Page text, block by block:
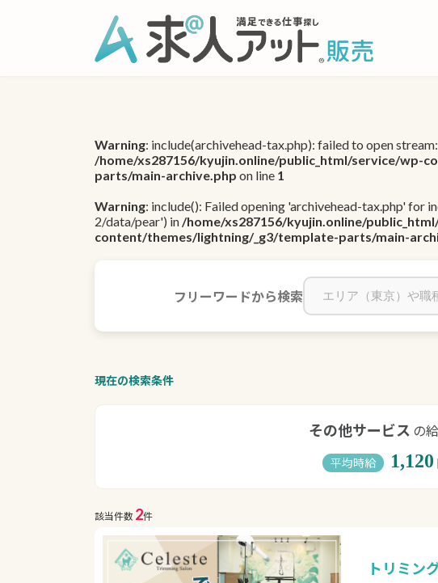
Warning: include(archivehead-tax.php): failed to open
/home/xs287156/kyujin.online/public_html/service/wp-
parts/main-archive.php on line 1
Warning: include(): Failed opening 'archivehead-tax.php' for
2/data/pear') in /home/xs287156/kyujin.online/
content/themes/lightning/_g3/template-parts/main-
フリーワードから検索
現在の検索条件
その他サービス の
平均時給 1,120
該当件数 2件
トリミン